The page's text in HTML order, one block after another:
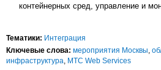
контейнерных сред, управление и
Тематики: Интеграция
Ключевые слова: мероприятия Москвы
инфраструктура МТС Web Services